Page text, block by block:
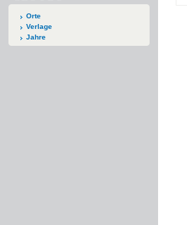
Orte
Verlage
Jahre